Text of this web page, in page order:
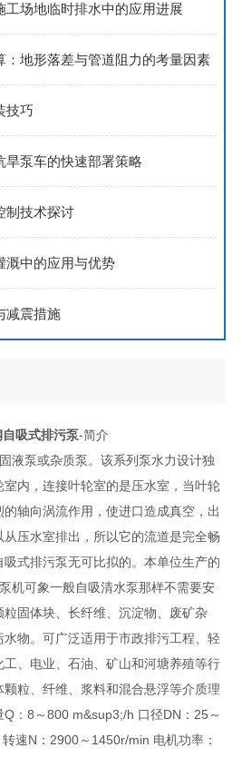
工场地临时排水中的应用进展
：地形落差与管道阻力的考量因素
技巧
旱泵车的快速部署策略
制技术探讨
溉中的应用与优势
减震措施
吸式排污泵-简介
液泵或杂质泵。该系列泵水力设计独
内，连接叶轮室的是压水室，当叶轮
轴向涡流作用，使进口造成真空，出
压水室排出，所以它的流道是完全畅
式排污泵无可比拟的。本单位生产的
机可象一般自吸清水泵那样不需要安
固体块、长纤维、沉淀物、废矿杂
物。可广泛适用于市政排污工程、轻
、电业、石油、矿山和河塘养殖等行
粒、纤维、浆料和混合悬浮等介质理
：8～800 m&sup3;/h 口径DN：25～
速N：2900～1450r/min 电机功率：